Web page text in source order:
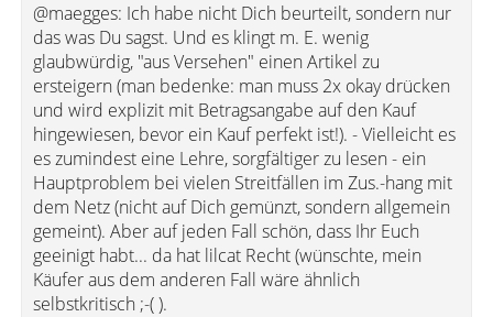
@maegges: Ich habe nicht Dich beurteilt, sondern nur
das was Du sagst. Und es klingt m. E. wenig
glaubwürdig, "aus Versehen" einen Artikel zu
ersteigern (man bedenke: man muss 2x okay drücken
und wird explizit mit Betragsangabe auf den Kauf
hingewiesen, bevor ein Kauf perfekt ist!). - Vielleicht es
es zumindest eine Lehre, sorgfältiger zu lesen - ein
Hauptproblem bei vielen Streitfällen im Zus.-hang mit
dem Netz (nicht auf Dich gemünzt, sondern allgemein
gemeint). Aber auf jeden Fall schön, dass Ihr Euch
geeinigt habt... da hat lilcat Recht (wünschte, mein
Käufer aus dem anderen Fall wäre ähnlich
selbstkritisch ;-( ).